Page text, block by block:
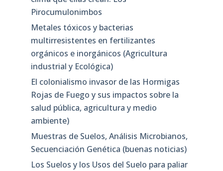
Pirocumulonimbos
Metales tóxicos y bacterias
multirresistentes en fertilizantes
orgánicos e inorgánicos (Agricultura
industrial y Ecológica)
El colonialismo invasor de las Hormigas
Rojas de Fuego y sus impactos sobre la
salud pública, agricultura y medio
ambiente)
Muestras de Suelos, Análisis Microbianos,
Secuenciación Genética (buenas noticias)
Los Suelos y los Usos del Suelo para paliar